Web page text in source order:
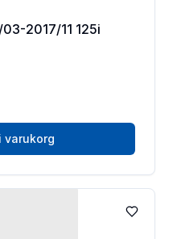
2017/11 125i
varukorg
Lägg till